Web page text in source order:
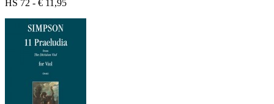
HS 72 - € 11,95